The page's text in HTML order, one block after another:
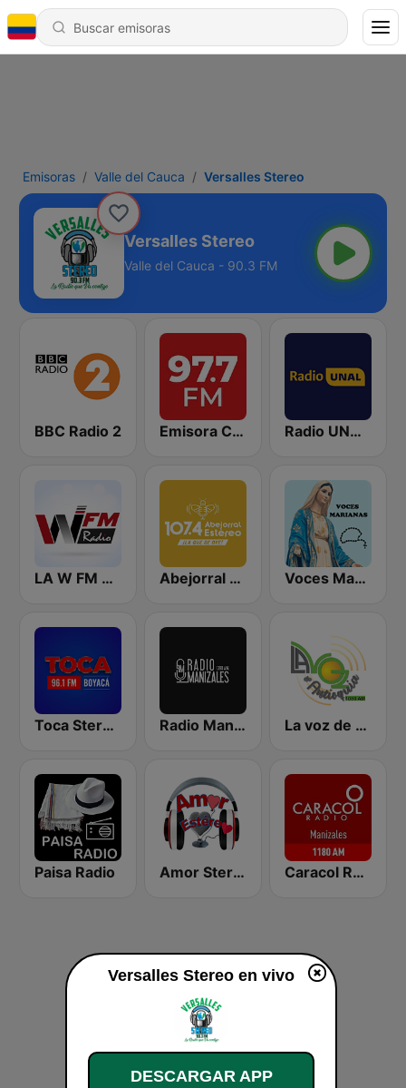
Emisoras Valle del Cauca Versalles Stereo
Versalles Stereo
Valle del Cauca - 90.3 FM
BBC Radio 2 Emisora Cultural RAC Radio UNAL Medellín
LA W FM RADIO Abejorral Estéreo Voces Marianas
Toca Stereo 96.1 FM Radio Manizales La voz de Antioquia
Paisa Radio Amor Stereo Caracol Radio Manizales
Versalles Stereo en vivo
DESCARGAR APP